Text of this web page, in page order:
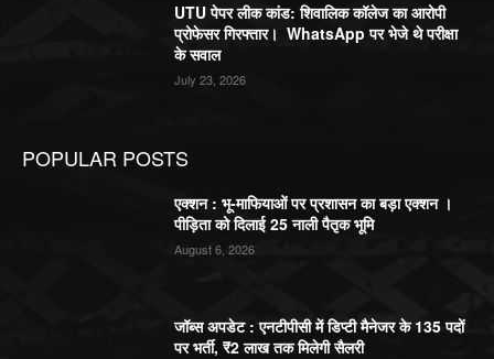
UTU पेपर लीक कांड: शिवालिक कॉलेज का आरोपी
प्रोफेसर गिरफ्तार। WhatsApp पर भेजे थे परीक्षा
के सवाल
July 23, 2026
POPULAR POSTS
एक्शन : भू-माफियाओं पर प्रशासन का बड़ा एक्शन ।
पीड़िता को दिलाई 25 नाली पैतृक भूमि
August 6, 2026
जॉब्स अपडेट : एनटीपीसी में डिप्टी मैनेजर के 135 पदों
पर भर्ती, ₹2 लाख तक मिलेगी सैलरी